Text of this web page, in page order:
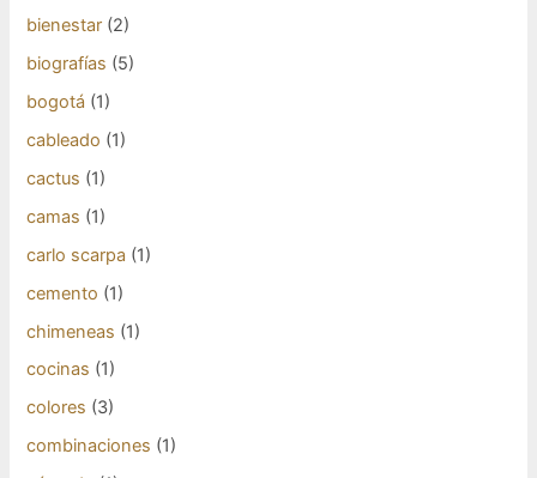
bienestar (2)
biografías (5)
bogotá (1)
cableado (1)
cactus (1)
camas (1)
carlo scarpa (1)
cemento (1)
chimeneas (1)
cocinas (1)
colores (3)
combinaciones (1)